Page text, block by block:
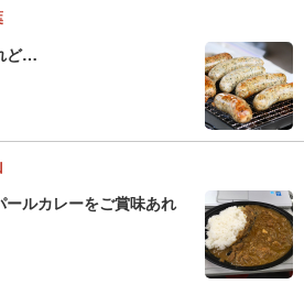
ど…
ルカレーをご賞味あれ